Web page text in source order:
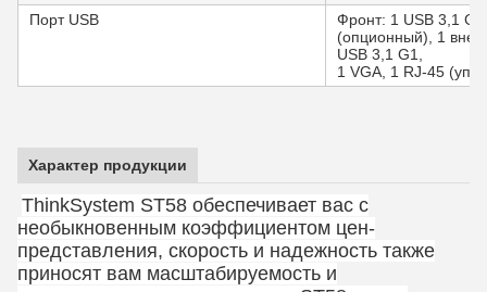
Порт USB
Фронт: 1 USB 3,1
(опционный), 1
USB 3,1 G1,
1 VGA, 1 RJ-45
Характер продукции
ThinkSystem ST58 обеспечивает вас с
необыкновенным коэффициентом цен-
представления, скорость и надежность также
приносят вам масштабируемость и